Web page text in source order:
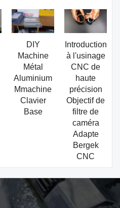
DIY
Machine
Métal
Aluminium
Mmachine
Clavier
Base
Introduction
à l'usinage
CNC de
haute
précision
Objectif de
filtre de
caméra
Adapte
Bergek
CNC